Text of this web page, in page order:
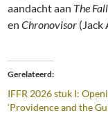
aandacht aan The
enChronovisor (Jack
Gerelateerd
IFFR 2026 stuk I:
‘Providence and the